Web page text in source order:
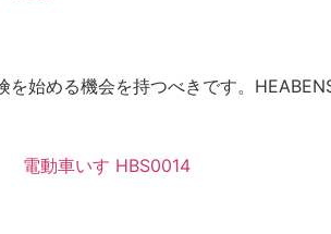
始める機会を持つべきです。